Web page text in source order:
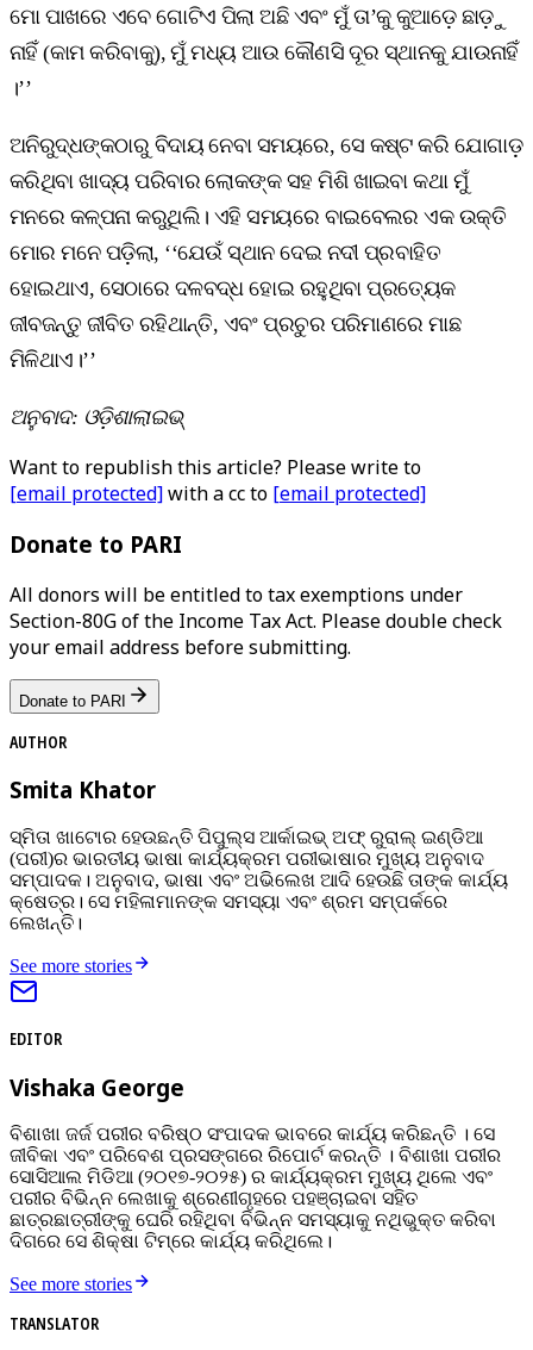
ମୋ ପାଖରେ ଏବେ ଗୋଟିଏ ପିଲା ଅଛି ଏବଂ ମୁଁ ତା’କୁ କୁଆଡ଼େ ଛାଡ଼ୁ
ନାହିଁ (କାମ କରିବାକୁ), ମୁଁ ମଧ୍ୟ ଆଉ କୌଣସି ଦୂର ସ୍ଥାନକୁ ଯାଉନାହିଁ
।’’
ଅନିରୁଦ୍ଧଙ୍କଠାରୁ ବିଦାୟ ନେବା ସମୟରେ, ସେ କଷ୍ଟ କରି ଯୋଗାଡ଼
କରିଥିବା ଖାଦ୍ୟ ପରିବାର ଲୋକଙ୍କ ସହ ମିଶି ଖାଇବା କଥା ମୁଁ
ମନରେ କଳ୍ପନା କରୁଥିଲି। ଏହି ସମୟରେ ବାଇବେଲର ଏକ ଉକ୍ତି
ମୋର ମନେ ପଡ଼ିଲା, ‘‘ଯେଉଁ ସ୍ଥାନ ଦେଇ ନଦୀ ପ୍ରବାହିତ
ହୋଇଥାଏ, ସେଠାରେ ଦଳବଦ୍ଧ ହୋଇ ରହୁଥିବା ପ୍ରତ୍ୟେକ
ଜୀବଜନ୍ତୁ ଜୀବିତ ରହିଥାନ୍ତି, ଏବଂ ପ୍ରଚୁର ପରିମାଣରେ ମାଛ
ମିଳିଥାଏ।’’
ଅନୁବାଦ: ଓଡ଼ିଶାଲାଇଭ୍‍
Want to republish this article? Please write to
[email protected]with a cc to [email protected]
Donate to PARI
All donors will be entitled to tax exemptions under
Section-80G of the Income Tax Act. Please double check
your email address before submitting.
Donate to PARI
AUTHOR
Smita Khator
ସ୍ମିତା ଖାଟୋର ହେଉଛନ୍ତି ପିପୁଲ୍ସ ଆର୍କାଇଭ୍‌ ଅଫ୍‌ ରୁରାଲ୍‌ ଇଣ୍ଡିଆ
(ପରୀ)ର ଭାରତୀୟ ଭାଷା କାର୍ଯ୍ୟକ୍ରମ ପରୀଭାଷାର ମୁଖ୍ୟ ଅନୁବାଦ
ସମ୍ପାଦକ। ଅନୁବାଦ, ଭାଷା ଏବଂ ଅଭିଲେଖ ଆଦି ହେଉଛି ତାଙ୍କ କାର୍ଯ୍ୟ
କ୍ଷେତ୍ର। ସେ ମହିଳାମାନଙ୍କ ସମସ୍ୟା ଏବଂ ଶ୍ରମ ସମ୍ପର୍କରେ
ଲେଖନ୍ତି।
See more stories
EDITOR
Vishaka George
ବିଶାଖା ଜର୍ଜ ପରୀର ବରିଷ୍ଠ ସଂପାଦକ ଭାବରେ କାର୍ଯ୍ୟ କରିଛନ୍ତି । ସେ
ଜୀବିକା ଏବଂ ପରିବେଶ ପ୍ରସଙ୍ଗରେ ରିପୋର୍ଟ କରନ୍ତି । ବିଶାଖା ପରୀର
ସୋସିଆଲ ମିଡିଆ (୨୦୧୭-୨୦୨୫) ର କାର୍ଯ୍ୟକ୍ରମ ମୁଖ୍ୟ ଥିଲେ ଏବଂ
ପରୀର ବିଭିନ୍ନ ଲେଖାକୁ ଶ୍ରେଣୀଗୃହରେ ପହଞ୍ଚାଇବା ସହିତ
ଛାତ୍ରଛାତ୍ରୀଙ୍କୁ ଘେରି ରହିଥିବା ବିଭିନ୍ନ ସମସ୍ୟାକୁ ନଥିଭୁକ୍ତ କରିବା
ଦିଗରେ ସେ ଶିକ୍ଷା ଟିମ୍‌ରେ କାର୍ଯ୍ୟ କରିଥିଲେ।
See more stories
TRANSLATOR